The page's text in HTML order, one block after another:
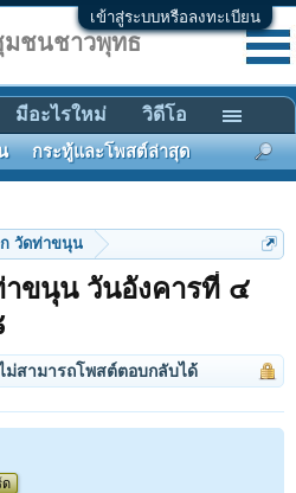
เข้าสู่ระบบหรือลงทะเบียน
วัดท่าขนุน
าขนุน วันอังคารที่ ๔
ม่สามารถโพสต์ตอบกลับได้
ด
มชนชาวพุทธ
กระทู้และโพสต์ล่าสุด
มีอะไรใหม่ วิดีโอ